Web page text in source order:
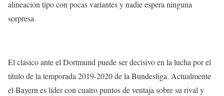
alineación tipo con pocas variantes y nadie espera ninguna
sorpresa.
El clásico ante el Dortmund puede ser decisivo en la lucha por el
título de la temporada 2019-2020 de la Bundesliga. Actualmente
el Bayern es líder con cuatro puntos de ventaja sobre su rival y